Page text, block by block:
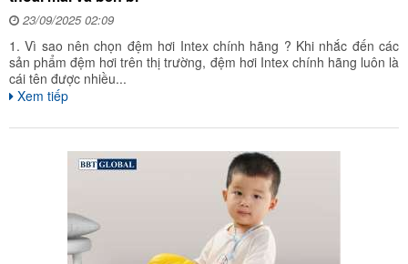
23/09/2025 02:09
1. Vì sao nên chọn đệm hơi Intex chính hãng ? Khi nhắc đến các
sản phẩm đệm hơi trên thị trường, đệm hơi Intex chính hãng luôn là
cái tên được nhiều...
Xem tiếp